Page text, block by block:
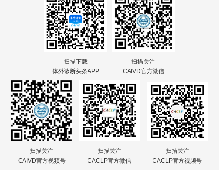
扫描下载
体外诊断头条APP
扫描关注
CAIVD官方微信
扫描关注
CAIVD官方视频号
扫描关注
CACLP官方微信
扫描关注
CACLP官方视频号